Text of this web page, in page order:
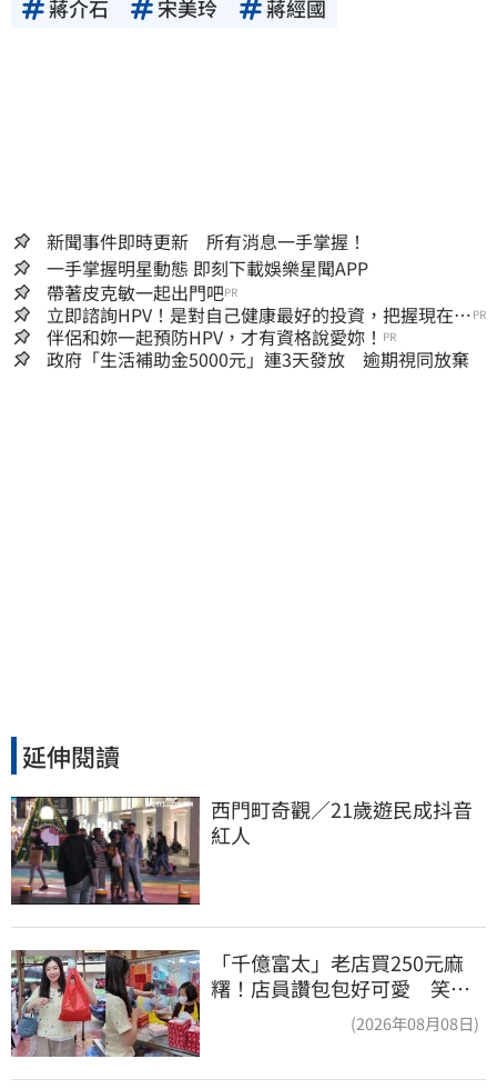
蔣介石 宋美玲 蔣經國
新聞事件即時更新 所有消息一手掌握！
一手掌握明星動態 即刻下載娛樂星聞APP
帶著皮克敏一起出門吧PR
立即諮詢HPV！是對自己健康最好的投資，把握現在不
嫌晚！
PR
伴侶和妳一起預防HPV，才有資格說愛妳！ PR
政府「生活補助金5000元」連3天發放 逾期視同放棄
延伸閱讀
西門町奇觀／21歲遊民成抖音
紅人
「千億富太」老店買250元麻
糬！店員讚包包好可愛 笑
(2026年08月08日)